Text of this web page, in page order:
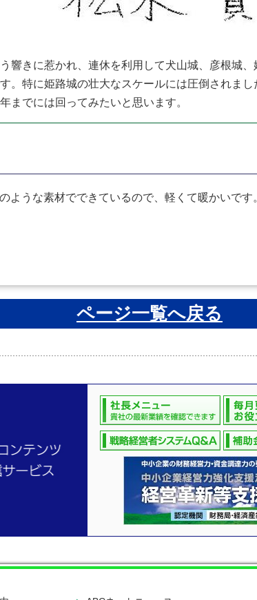
きに惹かれ、連休を利用して犬山城、彦根城
。特に姫路城の壮大なスケールには圧倒されまし
までには回ってみたいと思います。
うな素材でできているので、軽くて暖かいです
ページ一覧へ戻る